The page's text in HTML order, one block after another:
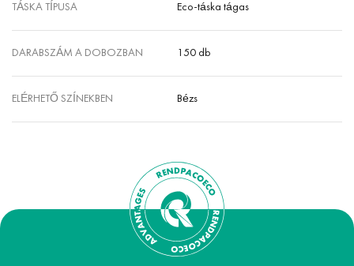
TÁSKA TÍPUSA Eco-táska tágas
DARABSZÁM A DOBOZBAN 150 db
ELÉRHETŐ SZÍNEKBEN Bézs